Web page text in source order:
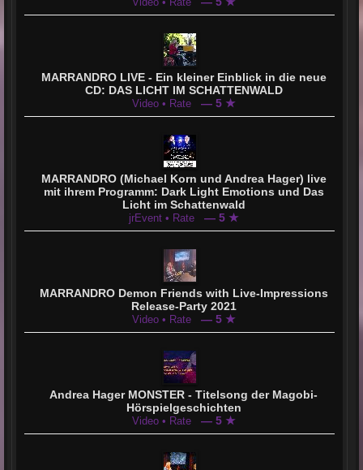
MARRANDRO LIVE - Ein kleiner Einblick in die neue
CD: DAS LICHT IM SCHATTENWALD
Video • Rate — 5 ★
MARRANDRO (Michael Korn und Andrea Hager) live
mit ihrem Programm: Dark Light Emotions und Das
Licht im Schattenwald
jrEvent • Rate — 5 ★
MARRANDRO Demon Friends with Live-Impressions
Release-Party 2021
Video • Rate — 5 ★
Andrea Hager MONSTER - Titelsong der Magobi-
Hörspielgeschichten
Video • Rate — 5 ★